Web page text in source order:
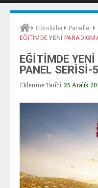
SÜREKLI
HUTBE-I
Etkinlikler
Paneller
EĞİTİMDE YENİ
EĞİTİMDE
PANEL SERİSİ-5
Eklenme Tarihi: 25 Aralık